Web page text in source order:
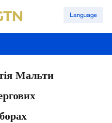
Language
Мальти